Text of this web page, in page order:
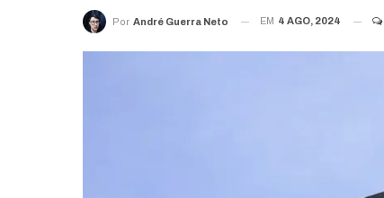
Por André Guerra Neto EM 4 AGO, 2024